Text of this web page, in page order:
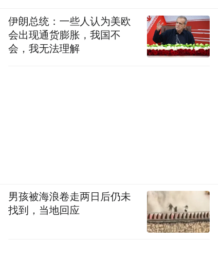
伊朗总统：一些人认为美欧
会出现通货膨胀，我国不
会，我无法理解
男孩被海浪卷走两日后仍未
找到，当地回应